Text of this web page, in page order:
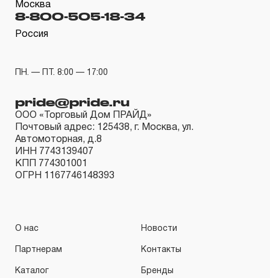
гарантийных обязательств в течение всего периода
эксплуатации изделия, а также замена или ремонт
изготовлении изделия некачественные материалы или
нарушал технологию в процессе его производства.
1.2 «ПОЖИЗНЕННАЯ ГАРАНТИЯ» предоставляется
при условии соблюдения покупателем (потребителем)
правил эксплуатации, обслуживания, транспортировки
2. Понятие «ОГРАНИЧЕННАЯ ГАРАНТИЯ»
2.1 На инструмент, имеющий в своей конструкции
КИНЕМАТИЧЕСКУЮ СХЕМУ (МЕХАНИЗМ)
Москва
8-800-505-18-34
Россия
ПН. — ПТ. 8:00 — 17:00
pride@pride.ru
ООО «Торговый Дом ПРАЙД»
Почтовый адрес: 125438, г. Москва, ул.
Автомоторная, д.8
ИНН 7743139407
КПП 774301001
ОГРН 1167746148393
О нас Новости
Партнерам Контакты
Каталог Бренды